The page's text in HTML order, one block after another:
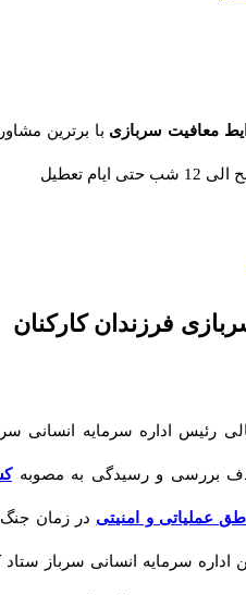
سربازیبا برترین مشاوران
فرزندان کارکنان
اداره سرمایه انسانی سرباز
و رسیدگی به مصوبهکسر
و امنیتیدر زمان جنگ به
اداره سرمایه انسانی سرباز ستاد کل